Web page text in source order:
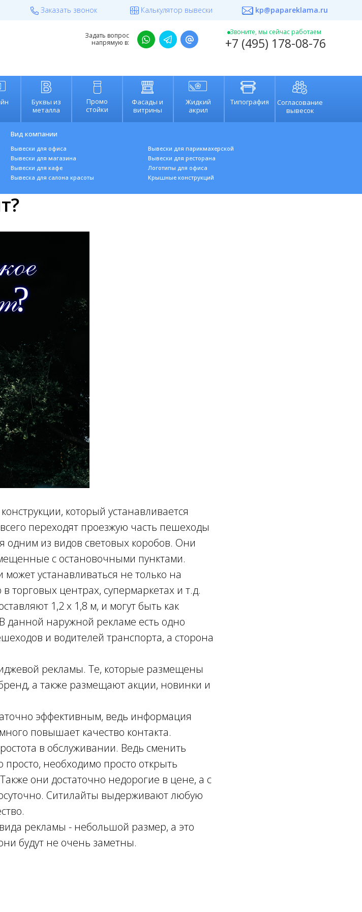
Заказать звонок kp@papareklama.ru
Калькулятор вывески
Задать вопрос
напрямую в:
Звоните, мы сейчас работаем
+7 (495) 178-08-76
Буквы из
металла
Промо
стойки
Фасады и
витрины
Жидкий
акрил
Типография
Согласование
вывесок
Вид компании
Вывески для офиса
Вывески для магазина
Вывески для кафе
Вывеска для салона красоты
Вывески для парикмахерской
Вывески для ресторана
Логотипы для офиса
Крышные конструкций
который устанавливается
переходят проезжую часть пешеходы
одним из видов световых коробов. Они
с остановочными пунктами.
устанавливаться не только на
центрах, супермаркетах и т.д.
1,2 х 1,8 м, и могут быть как
данной наружной рекламе есть одно
и водителей транспорта, а сторона
рекламы. Те, которые размещены
а также размещают акции, новинки и
эффективным, ведь информация
повышает качество контакта.
в обслуживании. Ведь сменить
необходимо просто открыть
они достаточно недорогие в цене, а с
Ситилайты выдерживают любую
рекламы - небольшой размер, а это
будут не очень заметны.